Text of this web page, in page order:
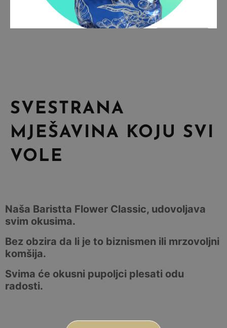
SVESTRANA
MJEŠAVINA KOJU SVI
VOLE
Naša Baristta Flower Classic, udovoljava
svim okusima.
Bez obzira da li je to biznismen ili mrzovoljni
komšija.
Svima će okusni pupoljci plesati odu
radosti.